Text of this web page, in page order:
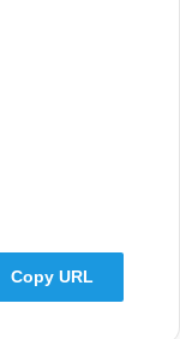
Copy URL